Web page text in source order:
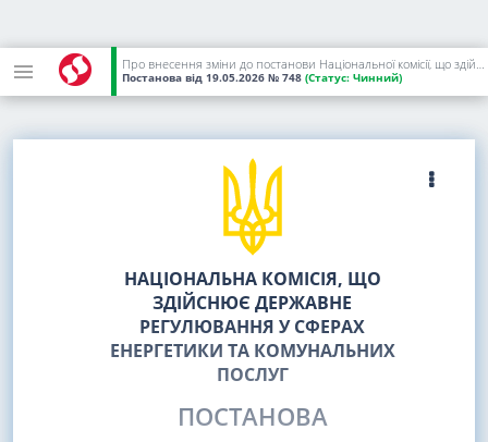
Про внесення зміни до постанови Національної комісії, що здійснює державне регулювання у сферах енергетики та комунальних послуг, від 05 грудня 2025 року N 1984
Постанова від 19.05.2026 № 748 (Статус: Чинний)
НАЦІОНАЛЬНА КОМІСІЯ, ЩО
ЗДІЙСНЮЄ ДЕРЖАВНЕ
РЕГУЛЮВАННЯ У СФЕРАХ
ЕНЕРГЕТИКИ ТА КОМУНАЛЬНИХ
ПОСЛУГ
ПОСТАНОВА